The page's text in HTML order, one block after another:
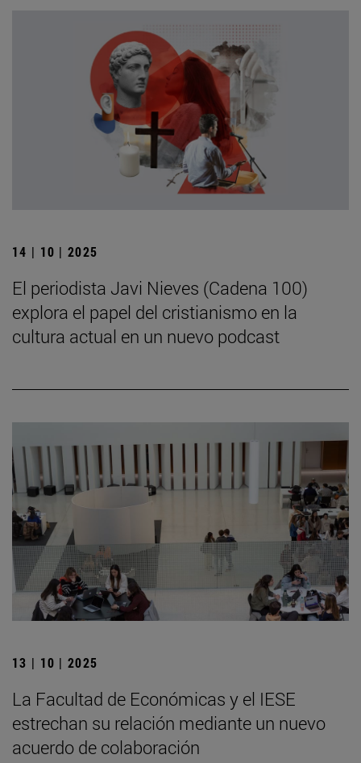
14 | 10 | 2025
El periodista Javi Nieves (Cadena 100)
explora el papel del cristianismo en la
cultura actual en un nuevo podcast
13 | 10 | 2025
La Facultad de Económicas y el IESE
estrechan su relación mediante un nuevo
acuerdo de colaboración